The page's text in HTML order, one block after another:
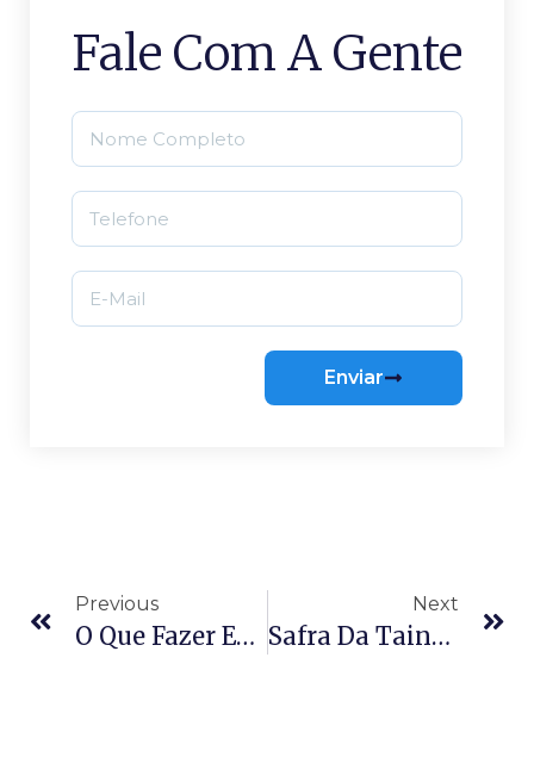
Fale Com A Gente
Enviar
Previous
O Que Fazer Em Florianópolis No Inverno: Guia Completo Da Ilha
Next
Safra Da Tainha Em Florianópolis 2026: Guia Completo Da Temporada